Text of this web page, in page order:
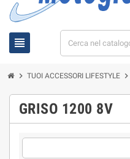
view_headline
chevron_right TUOI ACCESSORI LIFESTYLE chevron_right
GRISO 1200 8V